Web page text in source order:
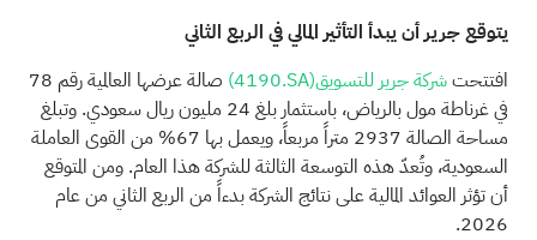
يتوقع جرير أن يبدأ التأثير المالي في الربع الثاني
افتتحتشركة جرير للتسويق(4190.SA)
صالة عرضها العالمية رقم 78
في غرناطة مول بالرياض، باستثمار بلغ 24 مليون ريال سعودي. وتبلغ
مساحة الصالة 2937 متراً مربعاً، ويعمل بها 67% من القوى العاملة
السعودية، وتُعدّ هذه التوسعة الثالثة للشركة هذا العام. ومن المتوقع
أن تؤثر العوائد المالية على نتائج الشركة بدءاً من الربع الثاني من عام
2026.